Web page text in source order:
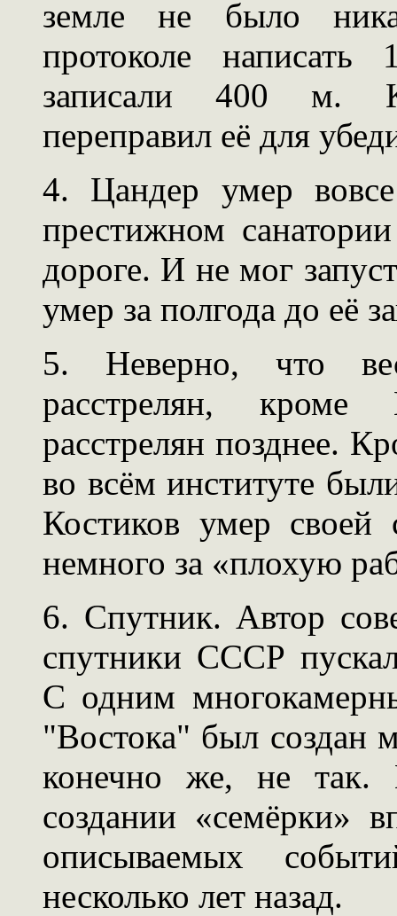
земле не было
протоколе
записали 400 м.
переправил её для
4. Цандер умер
престижном
дороге. И не мог
умер за полгода до её
5. Неверно, что
расстрелян, кроме
расстрелян позднее.
во всём институте
Костиков умер
немного за «плохую
6. Спутник. Автор
спутники СССР
С одним
"Востока" был создан
конечно же, не так.
создании «семёрки»
описываемых
несколько лет назад.